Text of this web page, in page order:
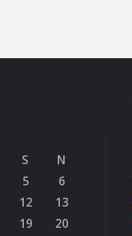
S
N
5
6
12
13
19 20